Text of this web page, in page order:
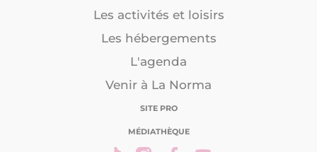
Les activités et loisirs
Les hébergements
L'agenda
Venir à La Norma
SITE PRO
MÉDIATHÈQUE